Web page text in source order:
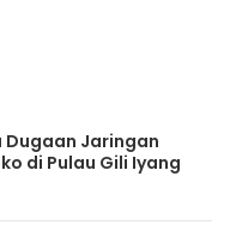
Dugaan Jaringan
di Pulau Gili Iyang